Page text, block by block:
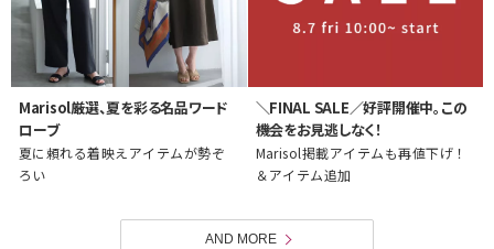
Marisol厳選、夏を彩る名品ワード
ローブ
夏に頼れる着映えアイテムが勢ぞ
ろい
＼FINAL SALE／好評開催中。この
機会をお見逃しなく！
Marisol掲載アイテムも再値下げ！
＆アイテム追加
AND MORE